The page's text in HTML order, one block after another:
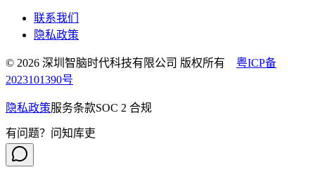
联系我们
隐私政策
© 2026 深圳智脑时代科技有限公司 版权所有 粤ICP备
2023101390号
隐私政策服务条款SOC 2 合规
有问题？问知库吏